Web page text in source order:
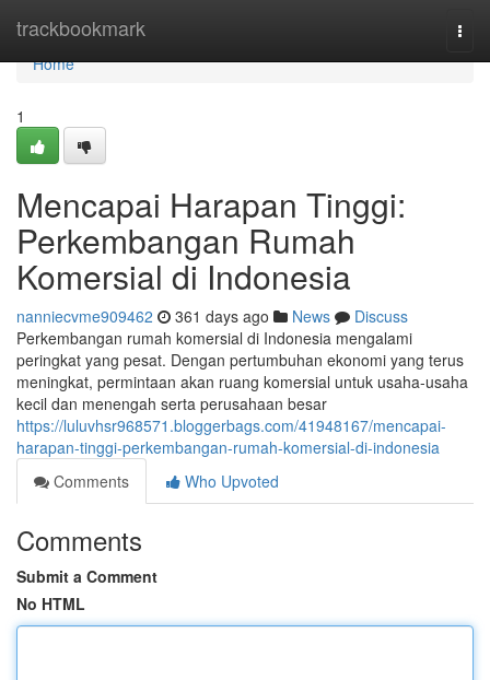
trackbookmark
Home
Home
1
Mencapai Harapan Tinggi:
Perkembangan Rumah
Komersial di Indonesia
nanniecvme909462 361 days ago News
Discuss
Perkembangan rumah komersial di Indonesia mengalami
peringkat yang pesat. Dengan pertumbuhan ekonomi yang terus
meningkat, permintaan akan ruang komersial untuk usaha-usaha
kecil dan menengah serta perusahaan besar
https://luluvhsr968571.bloggerbags.com/41948167/mencapai-
harapan-tinggi-perkembangan-rumah-komersial-di-indonesia
Comments
Who Upvoted
Comments
Submit a Comment
No HTML